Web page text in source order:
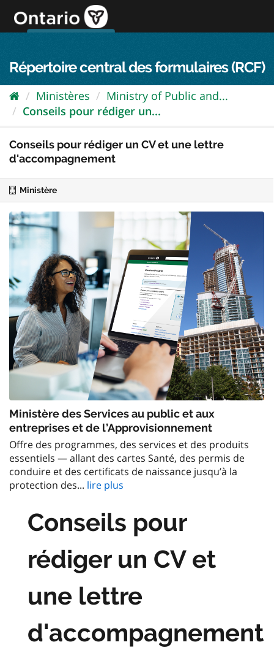
directement
au
Répertoire central des formulaires (RCF)
Ministères
Ministry of Public and...
Conseils pour rédiger un...
Conseils pour rédiger un CV et une lettre
d'accompagnement
Ministère
Ministère des Services au public et aux
entreprises et de l’Approvisionnement
Offre des programmes, des services et des produits
essentiels — allant des cartes Santé, des permis de
conduire et des certificats de naissance jusqu’à la
protection des... lire plus
Conseils pour
rédiger un CV et
une lettre
d'accompagnement